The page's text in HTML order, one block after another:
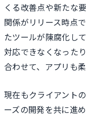
くる改善点や新たな
関係がリリース時点
たツールが陳腐化し
対応できなくなった
合わせて、アプリも
現在もクライアント
ーズの開発を共に進め